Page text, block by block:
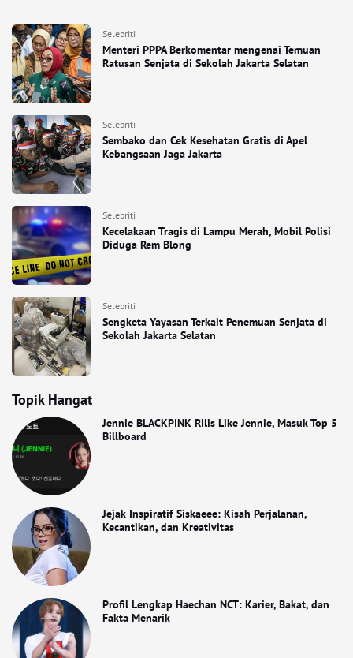
Selebriti
Menteri PPPA Berkomentar mengenai Temuan
Ratusan Senjata di Sekolah Jakarta Selatan
Selebriti
Sembako dan Cek Kesehatan Gratis di Apel
Kebangsaan Jaga Jakarta
Selebriti
Kecelakaan Tragis di Lampu Merah, Mobil Polisi
Diduga Rem Blong
Selebriti
Sengketa Yayasan Terkait Penemuan Senjata di
Sekolah Jakarta Selatan
Topik Hangat
Jennie BLACKPINK Rilis Like Jennie, Masuk Top 5
Billboard
Jejak Inspiratif Siskaeee: Kisah Perjalanan,
Kecantikan, dan Kreativitas
Profil Lengkap Haechan NCT: Karier, Bakat, dan
Fakta Menarik